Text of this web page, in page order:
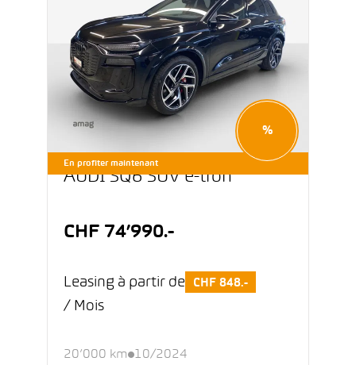
En profiter maintenant
%
AUDI SQ6 SUV e-tron
CHF 74’990.-
Leasing à partir de CHF 848.-
/ Mois
20’000 km 10/2024